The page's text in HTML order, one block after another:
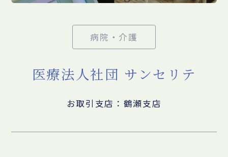
病院・介護
医療法人社団 サンセリテ
お取引支店：鶴瀬支店